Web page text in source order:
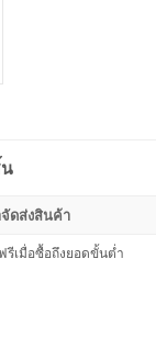
ดส่งสินค้า
รีเมื่อซื้อถึงยอดขั้นต่ำ